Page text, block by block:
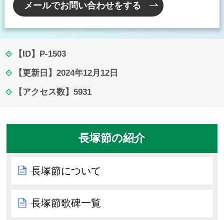
メールでお問い合わせをする
【ID】 P-1503
【更新日】 2024年12月12日
【アクセス数】 5931
長塚節の紹介
長塚節について
長塚節歌碑一覧